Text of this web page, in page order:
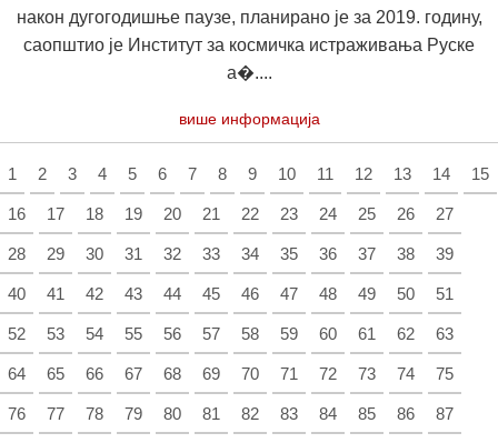
након дугогодишње паузе, планирано је за 2019. годину,
саопштио је Институт за космичка истраживања Руске
а�....
више информација
1 2 3 4 5 6 7 8 9 10 11 12 13 14 15
16 17 18 19 20 21 22 23 24 25 26 27
28 29 30 31 32 33 34 35 36 37 38 39
40 41 42 43 44 45 46 47 48 49 50 51
52 53 54 55 56 57 58 59 60 61 62 63
64 65 66 67 68 69 70 71 72 73 74 75
76 77 78 79 80 81 82 83 84 85 86 87